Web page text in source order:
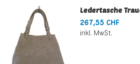
Ledertasche
267,55 CHF
inkl. MwSt.